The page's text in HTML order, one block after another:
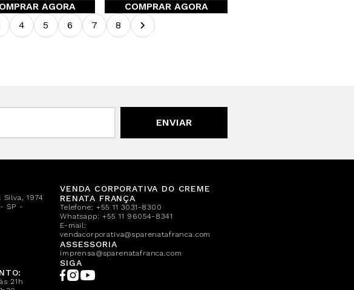
AGORA
COMPRAR AGORA
4 5 6 7 8
ENVIAR
1974
SP -
21h
VENDA CORPORATIVA DO CREME
RENATA FRANÇA
Telefone:+55 11 3031-8300
Whatsapp:+55 11 96054-8341
E-mail:
vendacorporativa@sparenatafranca.com
ASSESSORIA
imprensa@sparenatafranca.com
SIGA